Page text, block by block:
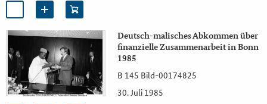
Deutsch-malisches Abkommen über
finanzielle Zusammenarbeit in Bonn
1985
B 145 Bild-00174825
30. Juli 1985